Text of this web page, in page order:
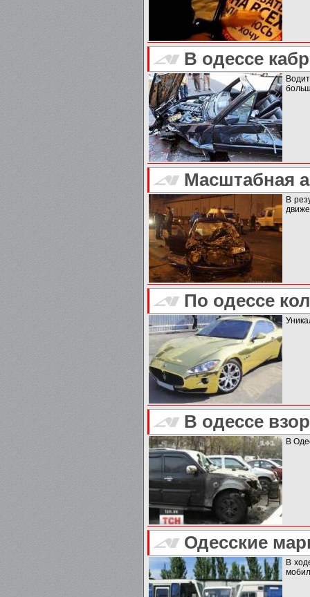
В одессе
Масштабная
В
По одессе
В одессе
В
Одесские
В